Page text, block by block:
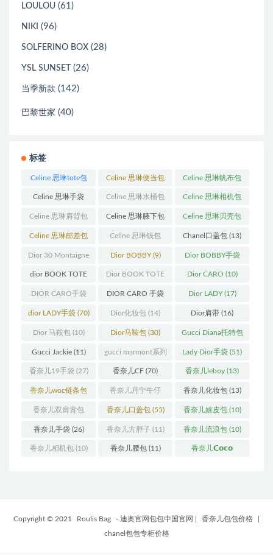
LOULOU (61)
NIKI (96)
SOLFERINO BOX (28)
YSL SUNSET (26)
当季新款 (142)
巴黎世家 (40)
标签
Celine 思琳tote包
(23)
Celine 思琳便当包
(14)
Celine 思琳帆布包
(18)
Celine 思琳手袋
(250)
Celine 思琳水桶包
(55)
Celine 思琳相机包
(11)
Celine 思琳肩背包
(12)
Celine 思琳腋下包
(10)
Celine 思琳贝壳包
(12)
Celine 思琳邮差包
(13)
Celine 思琳钱包
(10)
Chanel口盖包 (13)
Dior 30 Montaigne
蒙田(31)
Dior BOBBY(9) Dior BOBBY手袋
(26)
dior BOOK TOTE
(12)
Dior BOOK TOTE
手袋(163)
Dior CARO (10)
DIOR CARO手袋
(11)
DIOR CARO 手袋
(31)
Dior LADY(17)
dior LADY手袋(70) Dior化妆包 (14) Dior肩带 (16)
Dior 马鞍包(10) Dior马鞍包 (30) Gucci Diana托特包
(11)
Gucci Jackie(11) gucci marmont系列
(19)
Lady Dior手袋 (51)
香奈儿19手袋 (27) 香奈儿CF (70) 香奈儿leboy (13)
香奈儿woc链条包
(11)
香奈儿丹宁牛仔
(12)
香奈儿化妆包(13)
香奈儿双肩背包
(13)
香奈儿口盖包(55) 香奈儿嬉皮包(10)
香奈儿手袋(26) 香奈儿方胖子(11) 香奈儿流浪包(10)
香奈儿相机包(10) 香奈儿腰包(11) 香奈儿𝗖𝗼𝗰𝗼
Copyright © 2021 Roulis Bag - 迪奥官网包包中国官网 香奈儿包包价格
chanel包包专柜价格